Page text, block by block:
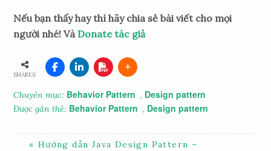
Nếu bạn thấy hay thì hãy chia sẻ bài viết cho mọi
người nhé! VàDonate tác giả
SHARES
Chuyên mục: Behavior Pattern , Design pattern
Được gắn thẻ: Behavior Pattern , Design pattern
Hướng dẫn Java Design Pattern –